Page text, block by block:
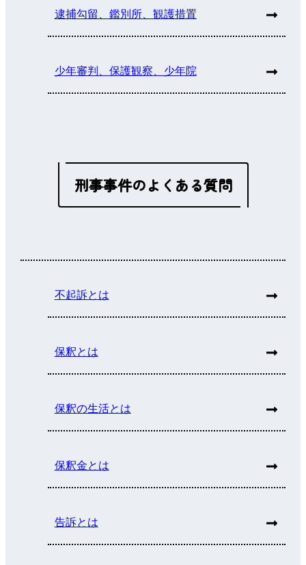
逮捕勾留、鑑別所、観護措置
少年審判、保護観察、少年院
刑事事件のよくある質問
不起訴とは
保釈とは
保釈の生活とは
保釈金とは
告訴とは